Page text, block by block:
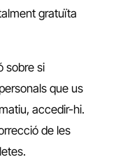
gratuïta
sobre si
que us
accedir-hi.
de les